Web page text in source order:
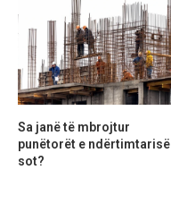
Sa janë të mbrojtur
punëtorët e ndërtimtarisë
sot?